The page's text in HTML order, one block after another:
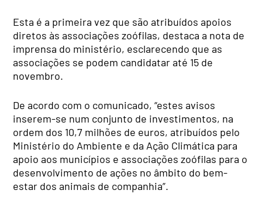
Esta é a primeira vez que são atribuídos apoios
diretos às associações zoófilas, destaca a nota de
imprensa do ministério, esclarecendo que as
associações se podem candidatar até 15 de
novembro.
De acordo com o comunicado, “estes avisos
inserem-se num conjunto de investimentos, na
ordem dos 10,7 milhões de euros, atribuídos pelo
Ministério do Ambiente e da Ação Climática para
apoio aos municípios e associações zoófilas para o
desenvolvimento de ações no âmbito do bem-
estar dos animais de companhia”.